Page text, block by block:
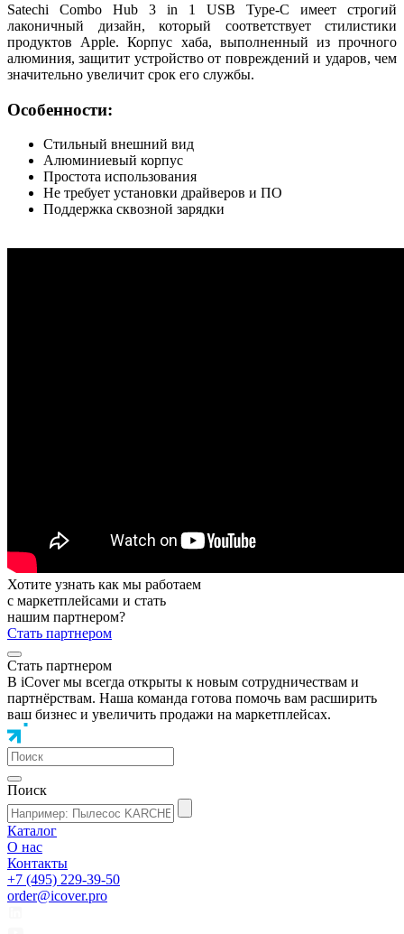
Satechi Combo Hub 3 in 1 USB Type-C имеет строгий
лаконичный дизайн, который соответствует стилистики
продуктов Apple. Корпус хаба, выполненный из прочного
алюминия, защитит устройство от повреждений и ударов, чем
значительно увеличит срок его службы.
Особенности:
Стильный внешний вид
Алюминиевый корпус
Простота использования
Не требует установки драйверов и ПО
Поддержка сквозной зарядки
Хотите узнать как мы работаем
с маркетплейсами и стать
нашим партнером?
Стать партнером
Стать партнером
В iCover мы всегда открыты к новым сотрудничествам и
партнёрствам. Наша команда готова помочь вам расширить
ваш бизнес и увеличить продажи на маркетплейсах.
Поиск
Каталог
О нас
Контакты
+7 (495) 229-39-50
order@icover.pro